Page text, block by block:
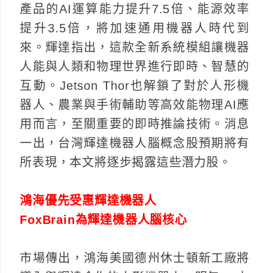
產品的AI運算能力提升7.5倍、能源效率
提升3.5倍，將加速通用機器人時代到
來。輝達指出，這款全新系統模組讓機器
人能與人類和物理世界進行即時、智慧的
互動。Jetson Thor也解鎖了對於人形機
器人、農業與手術輔助等高效能物理AI應
用而言，至關重要的即時推論技術。消息
一出，台灣輝達機器人腦概念股預期將有
所表現，本文將逐步揭露這些潛力股。
鴻海優先受惠輝達機器人
FoxBrain為輝達機器人腦核心
市場傳出，鴻海美國德州休士頓新工廠將